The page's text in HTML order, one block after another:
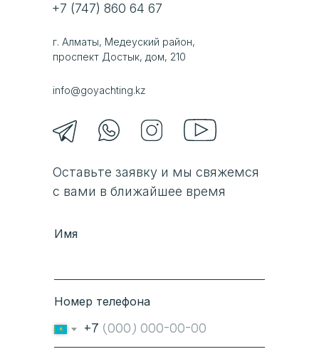
+7 (747) 860 64 67
Оставьте заявку и мы свяжемся
с вами в ближайшее время
г. Алматы, Медеуский район,
проспект Достык, дом, 210
info@goyachting.kz
Имя
Номер телефона
+7